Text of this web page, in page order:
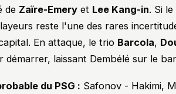
de Zaïre-Emery et Lee Kang-in. Si
reste l'une des rares
En attaque, le trio Barcola,
démarrer, laissant Dembélé sur le
du PSG : Safonov - Hakimi,